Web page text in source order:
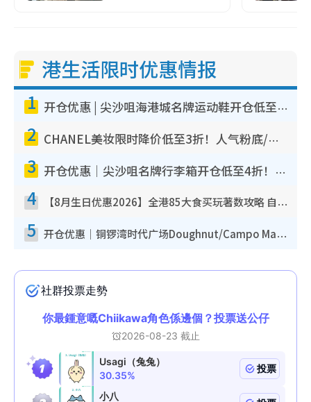
港生活限时优惠情报
1 开仓优惠 | 尖沙咀海港城名牌运动鞋开仓低至1折！On鞋$899起/Joy&Peace鞋履$98起
2 CHANEL美妆限时降价低至3折！人气粉底/唇膏/精华液低至$275！COCO香水都有平
3 开仓优惠｜尖沙咀名牌行李箱开仓低至4折！一连5日 American Tourister/ace./Hallmark $200起
4 【8月生日优惠2026】全港85大食买玩著数攻略 自助餐/火锅放题同行免费＋诚品/DONKI送现金券
5 开仓优惠｜铜锣湾时代广场Doughnut/Campo Marzio开仓低至1折！背囊、书包、手袋劈价$200起